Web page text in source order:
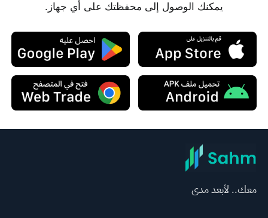
يمكنك الوصول إلى محفظتك على أي جهاز.
معك.. لأبعد مدى